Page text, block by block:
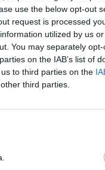
use the below opt-out
request is processed
utilized by us
You may separately
on the IAB’s list of
to third parties on the
third parties.
dažnių
to, kad
jūrų
žemo dažnio